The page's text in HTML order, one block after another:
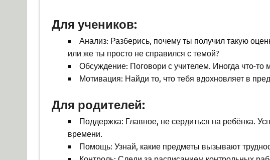
Для учеников:
Анализ: Разберись, почему ты получил такую
или же ты просто не справился с темой?
Обсуждение: Поговори с учителем. Иногда что-то
Мотивация: Найди то, что тебя вдохновляет в
Для родителей:
Поддержка: Главное, не сердиться на ребёнка.
времени.
Помощь: Узнай, какие предметы вызывают